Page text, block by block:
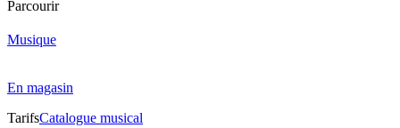
Parcourir
Musique
En magasin
TarifsCatalogue musical